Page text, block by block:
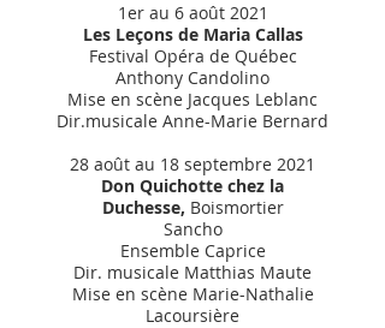
1er au 6 août 2021
Les Leçons de Maria Callas
Festival Opéra de Québec
Anthony Candolino
Mise en scène Jacques Leblanc
Dir.musicale Anne-Marie Bernard
28 août au 18 septembre 2021
Don Quichotte chez la
Duchesse, Boismortier
Sancho
Ensemble Caprice
Dir. musicale Matthias Maute
Mise en scène Marie-Nathalie
Lacoursière